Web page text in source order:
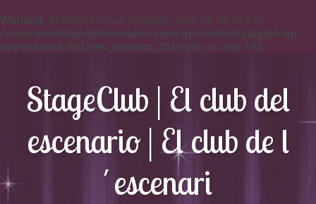
Warning : Attempt to read property "post_id" on null in
/var/www/elclubdelescenario.com/wp-content/plugins/wp-
seo-redirect-301/seo_redirect_301s.php on line 142
StageClub | El club del
escenario | El club de l
´escenari